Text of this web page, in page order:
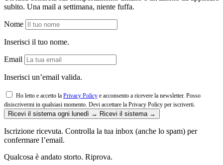
subito. Una mail a settimana, niente fuffa.
Nome
Inserisci il tuo nome.
Email
Inserisci un’email valida.
Ho letto e accetto la Privacy Policy e acconsento a ricevere la newsletter. Posso
disiscrivermi in qualsiasi momento. Devi accettare la Privacy Policy per iscriverti.
Ricevi il sistema ogni lunedì → Ricevi il sistema →
Iscrizione ricevuta. Controlla la tua inbox (anche lo spam) per
confermare l’email.
Qualcosa è andato storto. Riprova.